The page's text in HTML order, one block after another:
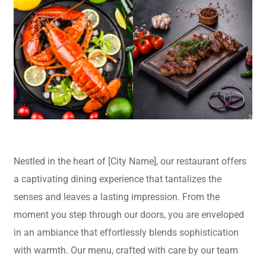
Nestled in the heart of [City Name], our restaurant offers
a captivating dining experience that tantalizes the
senses and leaves a lasting impression. From the
moment you step through our doors, you are enveloped
in an ambiance that effortlessly blends sophistication
with warmth. Our menu, crafted with care by our team